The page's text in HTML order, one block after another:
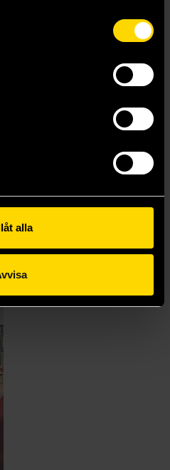
alla
Mo Xiang Tong Xiu
239 kr
Beställ